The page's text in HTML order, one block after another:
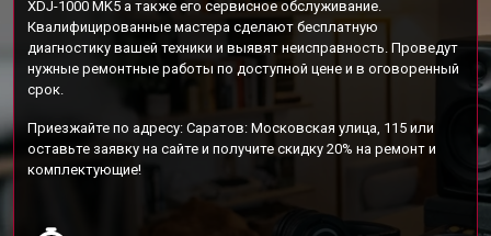
XDJ-1000 MK5 а также его сервисное обслуживание.
Квалифицированные мастера сделают бесплатную
диагностику вашей техники и выявят неисправность. Проведут
нужные ремонтные работы по доступной цене и в оговоренный
срок.
Приезжайте по адресу: Саратов: Московская улица, 115 или
оставьте заявку на сайте и получите скидку 20% на ремонт и
комплектующие!